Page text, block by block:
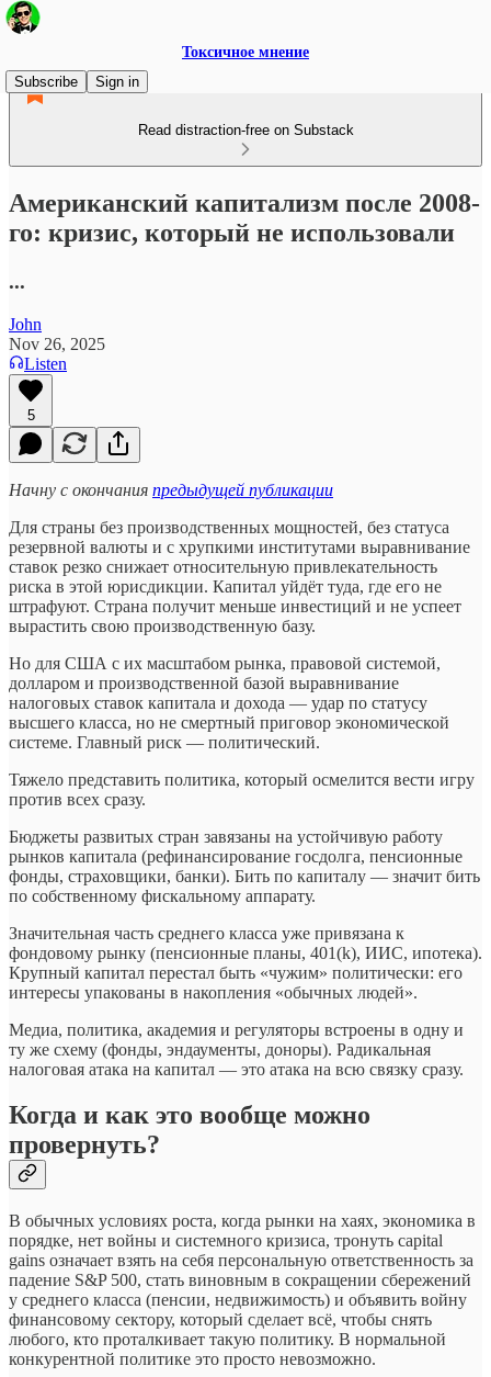
Токсичное мнение
Subscribe
Sign in
Read distraction-free on Substack
Американский капитализм после 2008-
го: кризис, который не использовали
...
John
Nov 26, 2025
Listen
5
Начну с окончания предыдущей публикации
Для страны без производственных мощностей, без статуса
резервной валюты и с хрупкими институтами выравнивание
ставок резко снижает относительную привлекательность
риска в этой юрисдикции. Капитал уйдёт туда, где его не
штрафуют. Страна получит меньше инвестиций и не успеет
вырастить свою производственную базу.
Но для США с их масштабом рынка, правовой системой,
долларом и производственной базой выравнивание
налоговых ставок капитала и дохода — удар по статусу
высшего класса, но не смертный приговор экономической
системе. Главный риск — политический.
Тяжело представить политика, который осмелится вести игру
против всех сразу.
Бюджеты развитых стран завязаны на устойчивую работу
рынков капитала (рефинансирование госдолга, пенсионные
фонды, страховщики, банки). Бить по капиталу — значит бить
по собственному фискальному аппарату.
Значительная часть среднего класса уже привязана к
фондовому рынку (пенсионные планы, 401(k), ИИС, ипотека).
Крупный капитал перестал быть «чужим» политически: его
интересы упакованы в накопления «обычных людей».
Медиа, политика, академия и регуляторы встроены в одну и
ту же схему (фонды, эндаументы, доноры). Радикальная
налоговая атака на капитал — это атака на всю связку сразу.
Когда и как это вообще можно
провернуть?
В обычных условиях роста, когда рынки на хаях, экономика в
порядке, нет войны и системного кризиса, тронуть capital
gains означает взять на себя персональную ответственность за
падение S&P 500, стать виновным в сокращении сбережений
у среднего класса (пенсии, недвижимость) и объявить войну
финансовому сектору, который сделает всё, чтобы снять
любого, кто проталкивает такую политику. В нормальной
конкурентной политике это просто невозможно.